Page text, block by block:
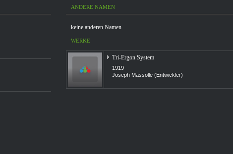
ANDERE NAMEN
keine anderen Namen
WERKE
Tri-Ergon System
1919
Joseph Massolle (Entwickler)